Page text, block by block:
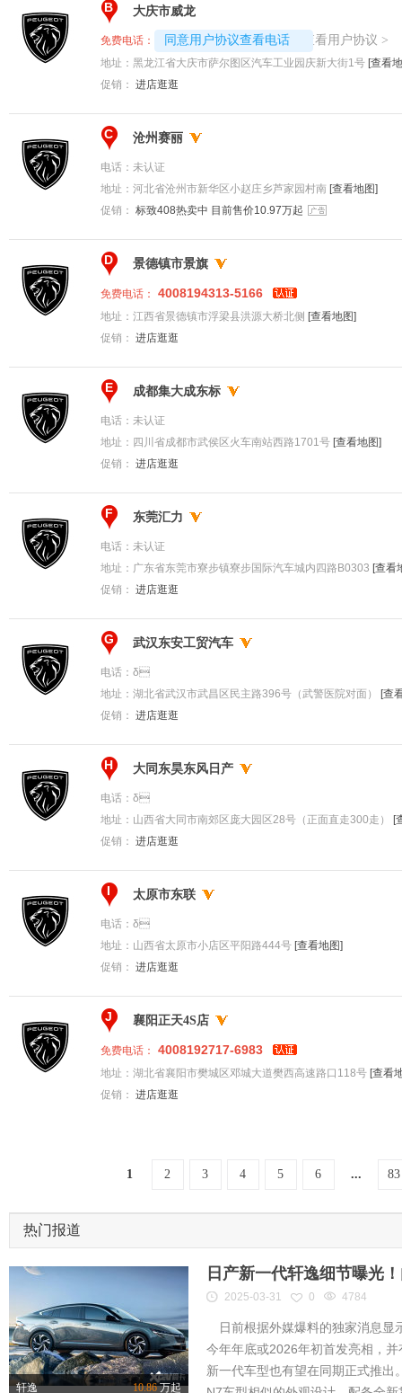
B 大庆市威龙
免费电话： 同意用户协议查看电话
4008192717-8431 查看用户协议 >
地址： 黑龙江省大庆市萨尔图区汽车工业园庆新大街1号 [查看
促销： 进店逛逛
C 沧州赛丽
电话： 未认证
地址： 河北省沧州市新华区小赵庄乡芦家园村南 [查看地图]
促销： 标致408热卖中 目前售价10.97万起
D 景德镇市景旗
免费电话： 4008194313-5166
地址： 江西省景德镇市浮梁县洪源大桥北侧 [查看地图]
促销： 进店逛逛
E 成都集大成东标
电话： 未认证
地址： 四川省成都市武侯区火车南站西路1701号 [查看地图]
促销： 进店逛逛
F 东莞汇力
电话： 未认证
地址： 广东省东莞市寮步镇寮步国际汽车城内四路B0303 [查看
促销： 进店逛逛
G 武汉东安工贸汽车
电话： δ
地址： 湖北省武汉市武昌区民主路396号（武警医院对面）
[查
促销： 进店逛逛
H 大同东昊东风日产
电话： δ
地址： 山西省大同市南郊区庞大园区28号（正面直走300走）
[
促销： 进店逛逛
I 太原市东联
电话： δ
地址： 山西省太原市小店区平阳路444号 [查看地图]
促销： 进店逛逛
J 襄阳正天4S店
免费电话： 4008192717-6983
地址： 湖北省襄阳市樊城区邓城大道樊西高速路口118号 [查看
促销： 进店逛逛
1 2 3 4 5 6 ... 83
热门报道
轩逸 10.86万起
日产新一代轩逸细节曝光
2025-03-31 0 4784
日前根据外媒爆料的独家消息显
今年年底或2026年初首发亮相，
新一代车型也有望在同期正式推出